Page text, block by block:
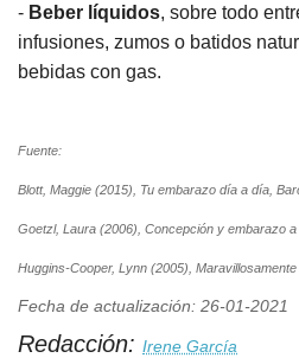
- Beber líquidos, sobre todo
infusiones, zumos o batidos
bebidas con gas.
Fuente:
Blott, Maggie (2015), Tu embarazo día a día,
Goetzl, Laura (2006), Concepción y embarazo
Huggins-Cooper, Lynn (2005),
Fecha de actualización: 26-01-2021
Redacción: Irene García